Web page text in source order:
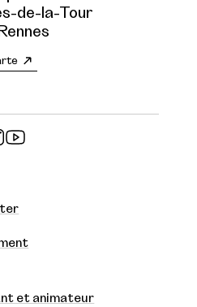
de-la-Tour
et animateur